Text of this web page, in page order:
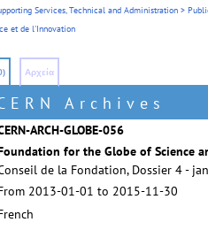
Services, Technical and Administration >
et de l'Innovation
Αρχεία
Archives
ARCH-GLOBE-056
for the Globe of Science
de la Fondation, Dossier 4 -
2013-01-01 to 2015-11-30